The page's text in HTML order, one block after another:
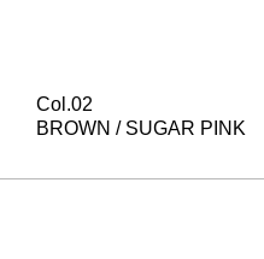
Col.02
BROWN / SUGAR PINK